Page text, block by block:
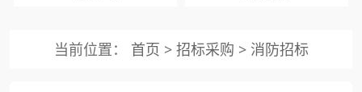
当前位置： 首页 > 招标采购 > 消防招标